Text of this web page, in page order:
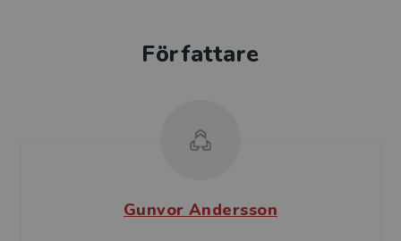
Författare
Gunvor Andersson